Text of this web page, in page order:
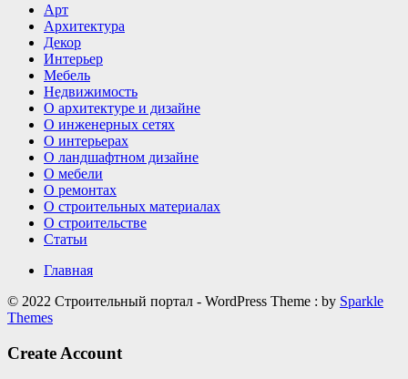
Арт
Архитектура
Декор
Интерьер
Мебель
Недвижимость
О архитектуре и дизайне
О инженерных сетях
О интерьерах
О ландшафтном дизайне
О мебели
О ремонтах
О строительных материалах
О строительстве
Статьи
Главная
© 2022 Строительный портал - WordPress Theme : by Sparkle
Themes
Create Account